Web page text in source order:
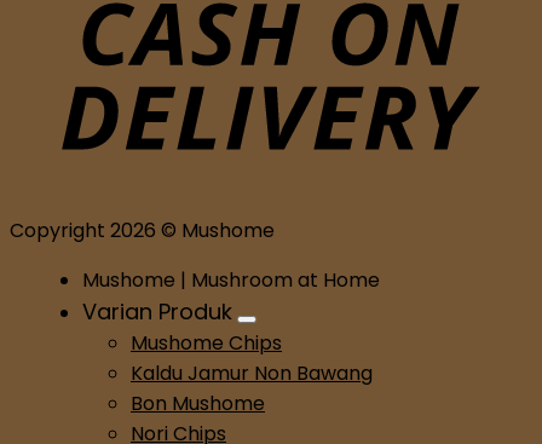
Copyright 2026 © Mushome
Mushome | Mushroom at Home
Varian Produk
Mushome Chips
Kaldu Jamur Non Bawang
Bon Mushome
Nori Chips